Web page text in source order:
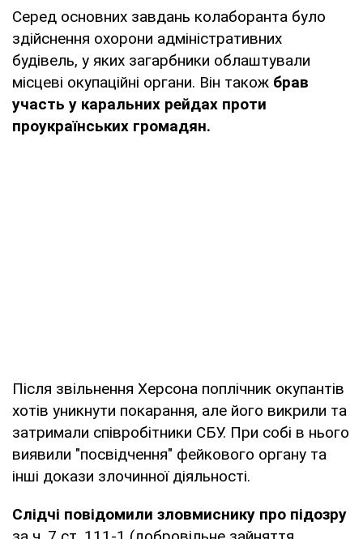
Серед основних завдань колаборанта було
здійснення охорони адміністративних
будівель, у яких загарбники облаштували
місцеві окупаційні органи. Він також брав
участь у каральних рейдах проти
проукраїнських громадян.
Після звільнення Херсона поплічник окупантів
хотів уникнути покарання, але його викрили та
затримали співробітники СБУ. При собі в нього
виявили "посвідчення" фейкового органу та
інші докази злочинної діяльності.
Слідчі повідомили зловмиснику про підозру